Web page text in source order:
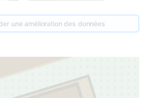
une amélioration des données